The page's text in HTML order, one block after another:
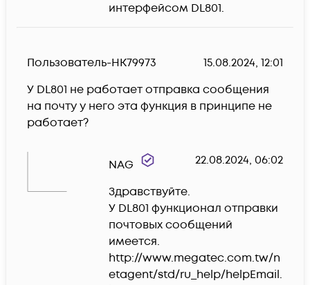
интерфейсом DL801.
Пользователь-HK79973
15.08.2024, 12:01
У DL801 не работает отправка сообщения
на почту у него эта функция в принципе не
работает?
NAG 22.08.2024, 06:02
Здравствуйте.
У DL801 функционал отправки
почтовых сообщений
имеется.
http://www.megatec.com.tw/n
etagent/std/ru_help/helpEmail.